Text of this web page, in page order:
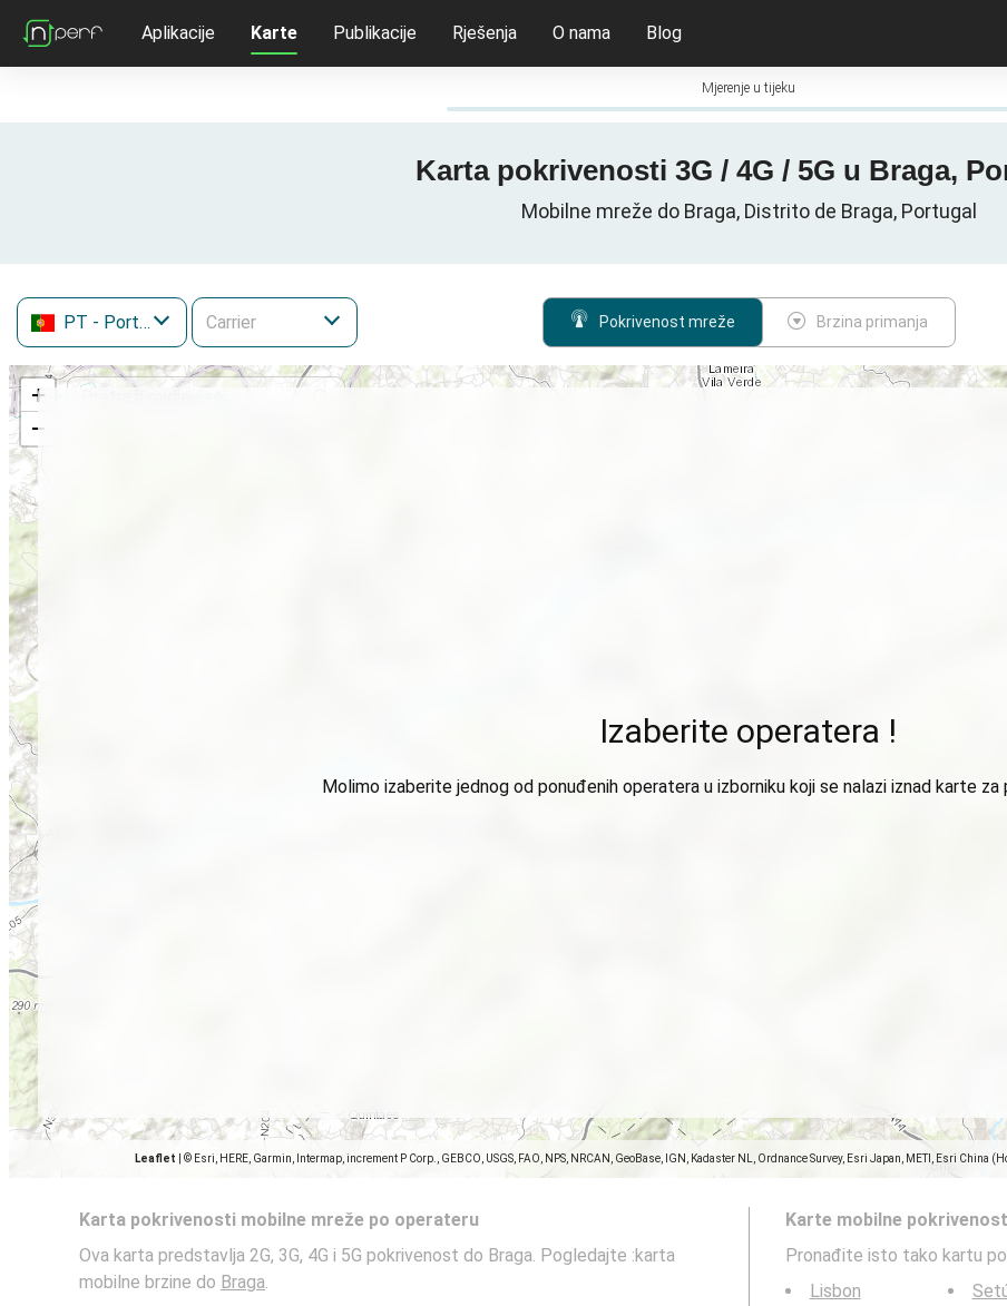
Aplikacije Karte Publikacije Rješenja O nama Blog
Mjerenje u tijeku
Karta pokrivenosti 3G / 4G / 5G u Braga,
Mobilne mreže do Braga, Distrito de Braga, Portugal
PT - Portugal Pokrivenost mreže Brzina primanja
+
−
Leaflet © Esri, HERE, Garmin, Intermap, increment P Corp., GEBCO, USGS, FAO, NPS, NRCAN, GeoBase, IGN, Kadaster NL, Ordnance Survey, Esri Japan, METI, Esri
Izaberite operatera !
Molimo izaberite jednog od ponuđenih operatera u izborniku koji se nalazi iznad karte za
Karta pokrivenosti mobilne mreže po operateru
Ova karta predstavlja 2G, 3G, 4G i 5G pokrivenost do Braga. Pogledajte :karta
mobilne brzine do Braga.
Karte mobilne
Pronađite isto tako kartu
Lisbon